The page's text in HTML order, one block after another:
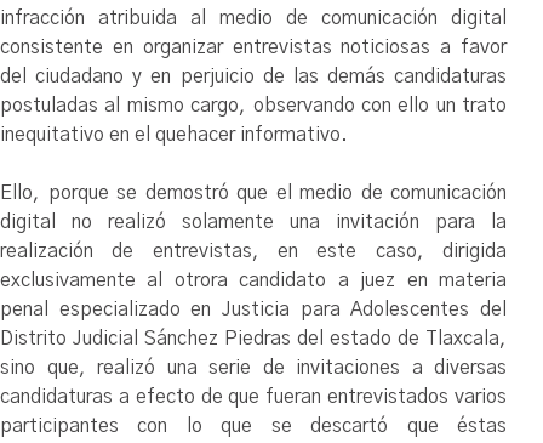
infracción atribuida al medio de comunicación digital
consistente en organizar entrevistas noticiosas a favor
del ciudadano y en perjuicio de las demás candidaturas
postuladas al mismo cargo, observando con ello un trato
inequitativo en el quehacer informativo.
Ello, porque se demostró que el medio de comunicación
digital no realizó solamente una invitación para la
realización de entrevistas, en este caso, dirigida
exclusivamente al otrora candidato a juez en materia
penal especializado en Justicia para Adolescentes del
Distrito Judicial Sánchez Piedras del estado de Tlaxcala,
sino que, realizó una serie de invitaciones a diversas
candidaturas a efecto de que fueran entrevistados varios
participantes con lo que se descartó que éstas